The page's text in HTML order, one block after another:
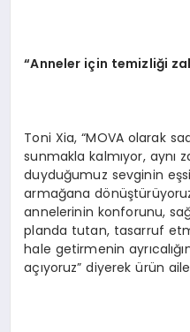
“Anneler için temizliği
Toni Xia, “MOVA olarak
sunmakla kalmıyor, aynı
duyduğumuz sevginin
armağana dönüştürüyoruz.
annelerinin konforunu,
planda tutan, tasarruf
hale getirmenin
açıyoruz” diyerek ürün